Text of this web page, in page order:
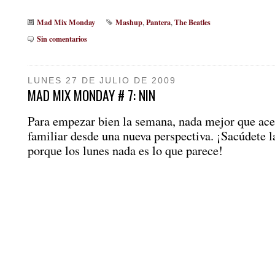
Mad Mix Monday Mashup, Pantera, The Beatles
Sin comentarios
LUNES 27 DE JULIO DE 2009
MAD MIX MONDAY # 7: NIN
Para empezar bien la semana, nada mejor que
familiar desde una nueva perspectiva. ¡Sacúdete
porque los lunes nada es lo que parece!